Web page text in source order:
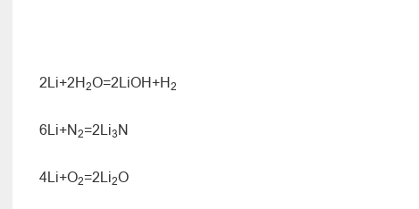
2Li+2H2O=2LiOH+H2
6Li+N2=2Li3N
4Li+O2=2Li2O